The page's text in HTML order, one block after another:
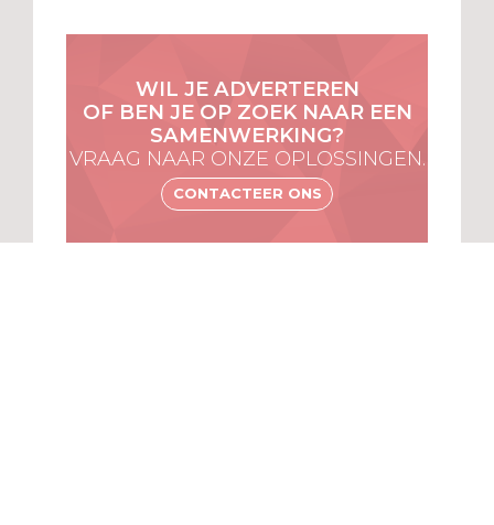
WIL JE ADVERTEREN
OF BEN JE OP ZOEK NAAR EEN
SAMENWERKING?
VRAAG NAAR ONZE OPLOSSINGEN.
CONTACTEER ONS